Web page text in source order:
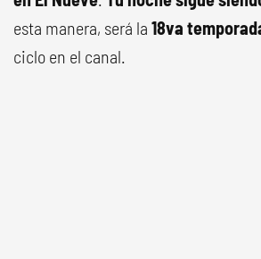
esta manera, será la 18va
ciclo en el canal.